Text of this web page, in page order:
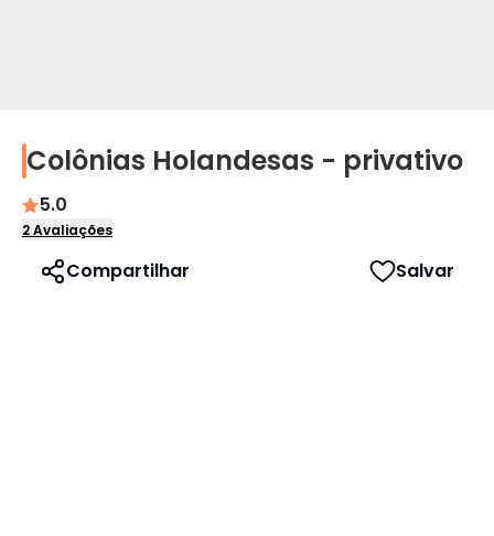
Perfil
Idioma
Português
Colônias Holandesas - privativo
5.0
2Avaliações
Compartilhar Salvar